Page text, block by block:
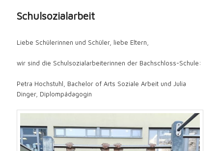
Schulsozialarbeit
Liebe Schülerinnen und Schüler, liebe Eltern,
wir sind die Schulsozialarbeiterinnen der Bachschloss-Schule:
Petra Hochstuhl, Bachelor of Arts Soziale Arbeit und Julia
Dinger, Diplompädagogin